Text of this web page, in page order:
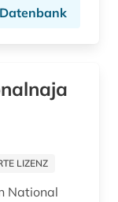
LIZENZ
National